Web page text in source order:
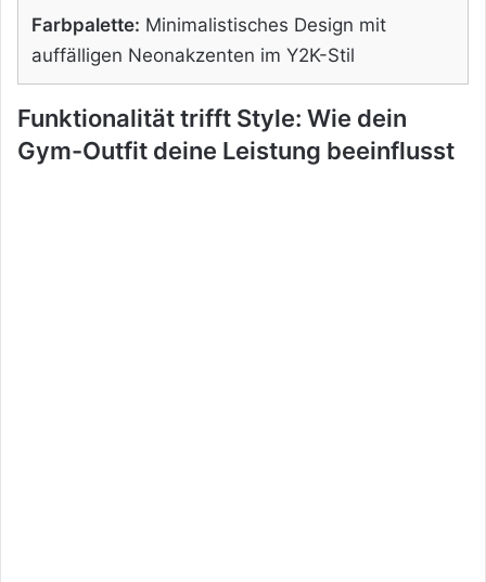
Farbpalette: Minimalistisches Design mit
auffälligen Neonakzenten im Y2K-Stil
Funktionalität trifft Style: Wie dein
Gym-Outfit deine Leistung beeinflusst